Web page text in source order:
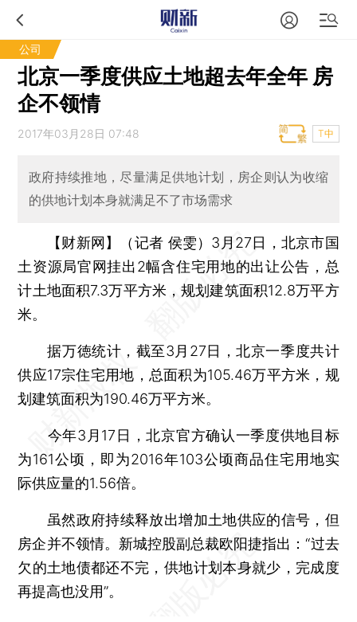
公司
北京一季度供应土地超去年全年 房
企不领情
2017年03月28日 07:48 T中
政府持续推地，尽量满足供地计划，房企则认为收缩
的供地计划本身就满足不了市场需求
【财新网】（记者 侯雯） 3月27日，北京市国
土资源局官网挂出2幅含住宅用地的出让公告，总
计土地面积7.3万平方米，规划建筑面积12.8万平方
米。
据万徳统计，截至3月27日，北京一季度共计
供应17宗住宅用地，总面积为105.46万平方米，规
划建筑面积为190.46万平方米。
今年3月17日，北京官方确认一季度供地目标
为161公顷，即为2016年103公顷商品住宅用地实
际供应量的1.56倍。
虽然政府持续释放出增加土地供应的信号，但
房企并不领情。新城控股副总裁欧阳捷指出：“过去
欠的土地债都还不完，供地计划本身就少，完成度
再提高也没用”。